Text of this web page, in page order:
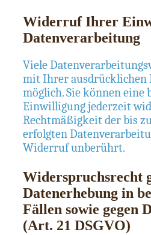
Widerruf Ihrer
Datenverarbeitung
Viele
mit Ihrer ausdrücklichen
möglich. Sie können eine
Einwilligung jederzeit
Rechtmäßigkeit der bis
erfolgten
Widerruf unberührt.
Widerspruchsrecht
Datenerhebung in
Fällen sowie gegen
(Art. 21 DSGVO)